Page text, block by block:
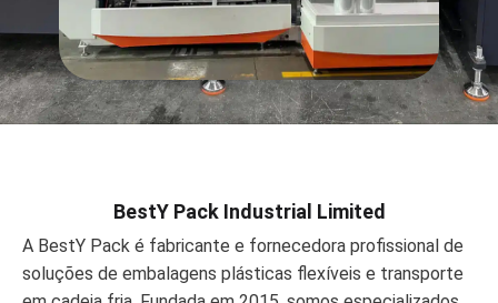
BestY Pack Industrial Limited
A BestY Pack é fabricante e fornecedora profissional de
soluções de embalagens plásticas flexíveis e transporte